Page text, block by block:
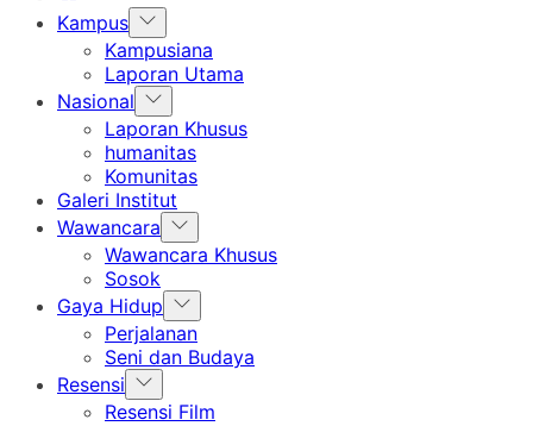
Kampus Show
sub
menu
Kampusiana
Laporan Utama
Nasional Show
sub
menu
Laporan Khusus
humanitas
Komunitas
Galeri Institut
Wawancara Show
sub
Wawancara Khusus
Sosok
Gaya Hidup Show
sub
menu
Perjalanan
Seni dan Budaya
Resensi Show
sub
Resensi Film